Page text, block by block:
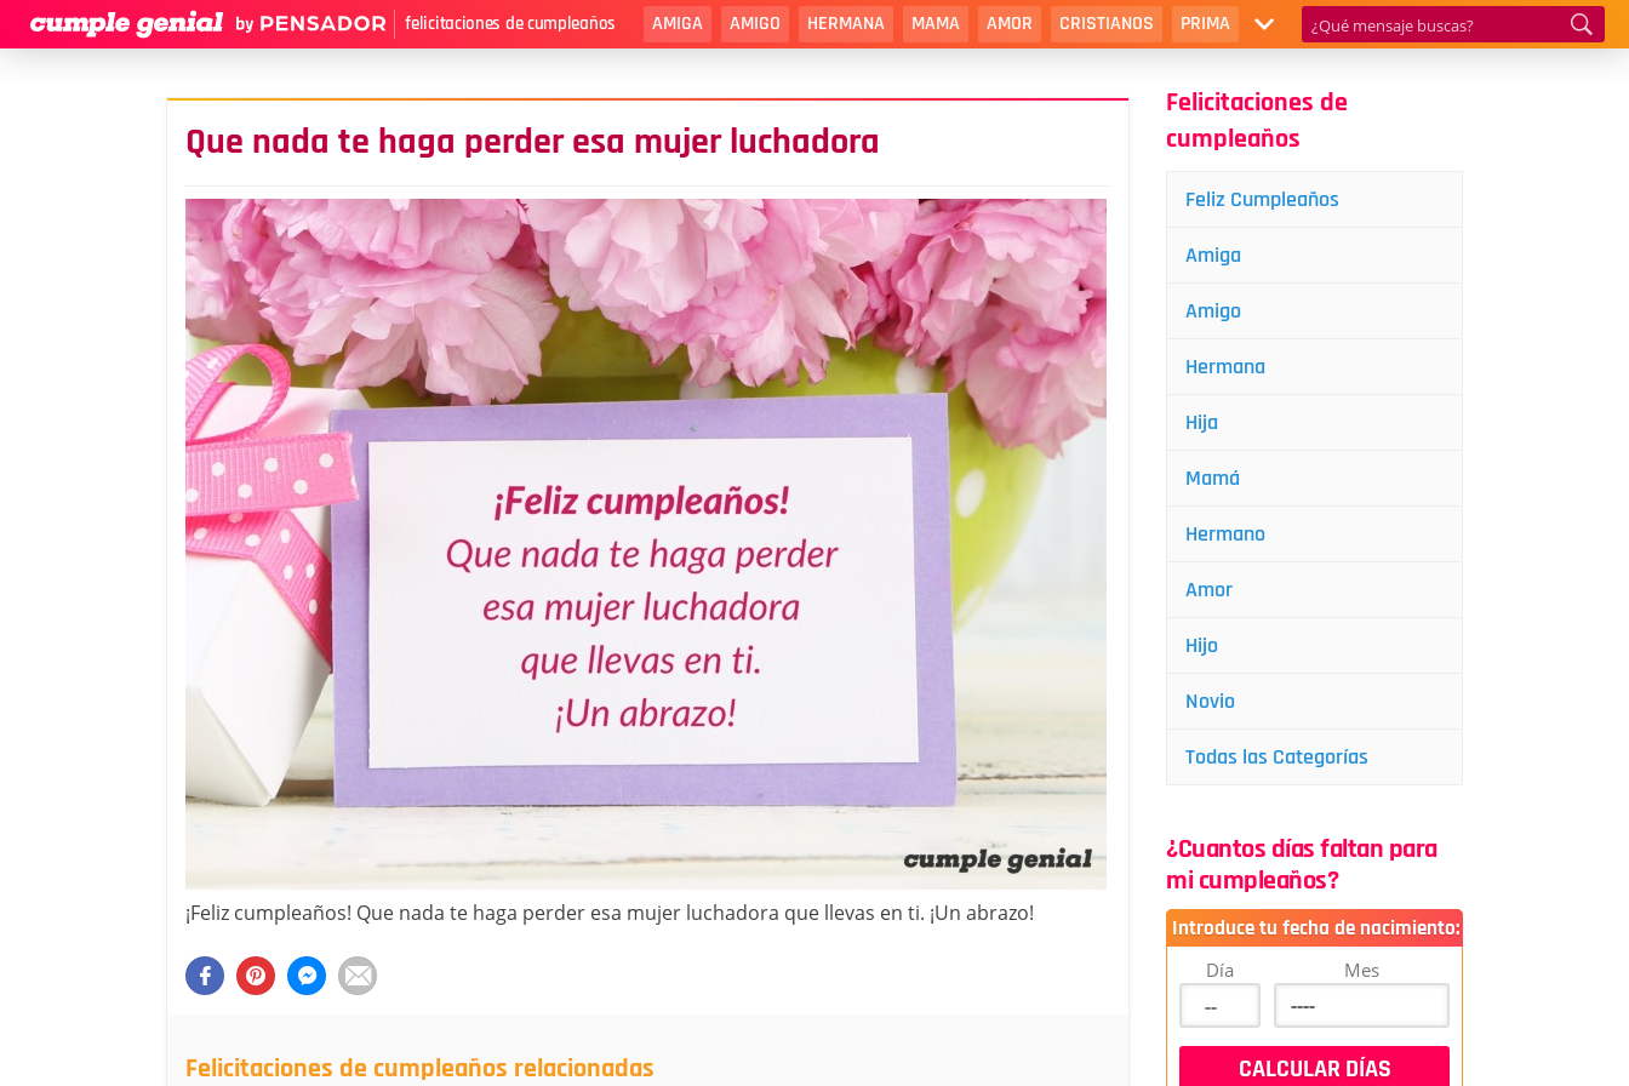
felicitaciones de cumpleaños AMIGA AMIGO HERMANA MAMA AMOR CRISTIANOS PRIMA
Que nada te haga perder esa mujer luchadora
¡Feliz cumpleaños! Que nada te haga perder esa mujer luchadora que llevas en ti. ¡Un abrazo!
Felicitaciones de cumpleaños relacionadas
Felicitaciones de
cumpleaños
Feliz Cumpleaños
Amiga
Amigo
Hermana
Hija
Mamá
Hermano
Amor
Hijo
Novio
Todas las Categorías
¿Cuantos días faltan para
mi cumpleaños?
Introduce tu fecha de nacimiento:
Día Mes